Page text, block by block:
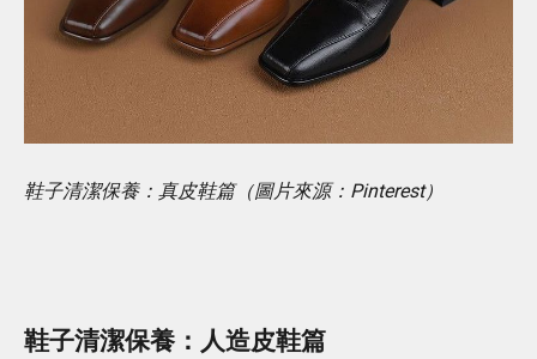
鞋子清潔保養：真皮鞋篇（圖片來源：Pinterest）
鞋子清潔保養：人造皮鞋篇